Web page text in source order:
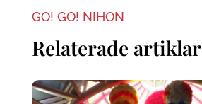
GO! GO! NIHON
Relaterade artiklar